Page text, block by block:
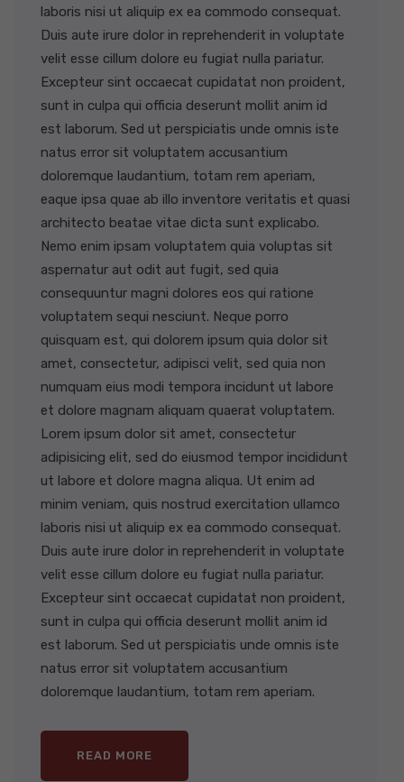
laboris nisi ut aliquip ex ea commodo consequat.
Duis aute irure dolor in reprehenderit in voluptate
velit esse cillum dolore eu fugiat nulla pariatur.
Excepteur sint occaecat cupidatat non proident,
sunt in culpa qui officia deserunt mollit anim id
est laborum. Sed ut perspiciatis unde omnis iste
natus error sit voluptatem accusantium
doloremque laudantium, totam rem aperiam,
eaque ipsa quae ab illo inventore veritatis et quasi
architecto beatae vitae dicta sunt explicabo.
Nemo enim ipsam voluptatem quia voluptas sit
aspernatur aut odit aut fugit, sed quia
consequuntur magni dolores eos qui ratione
voluptatem sequi nesciunt. Neque porro
quisquam est, qui dolorem ipsum quia dolor sit
amet, consectetur, adipisci velit, sed quia non
numquam eius modi tempora incidunt ut labore
et dolore magnam aliquam quaerat voluptatem.
Lorem ipsum dolor sit amet, consectetur
adipisicing elit, sed do eiusmod tempor incididunt
ut labore et dolore magna aliqua. Ut enim ad
minim veniam, quis nostrud exercitation ullamco
laboris nisi ut aliquip ex ea commodo consequat.
Duis aute irure dolor in reprehenderit in voluptate
velit esse cillum dolore eu fugiat nulla pariatur.
Excepteur sint occaecat cupidatat non proident,
sunt in culpa qui officia deserunt mollit anim id
est laborum. Sed ut perspiciatis unde omnis iste
natus error sit voluptatem accusantium
doloremque laudantium, totam rem aperiam.
READ MORE